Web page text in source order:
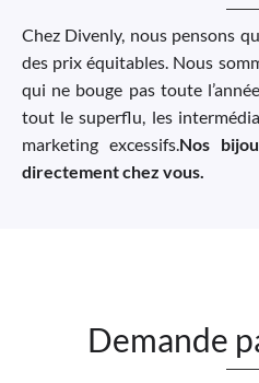
Chez Divenly, nous pensons
des prix équitables. Nous
qui ne bouge pas toute
tout le superflu, les
marketing excessifs. Nos
directement chez vous.
Demande